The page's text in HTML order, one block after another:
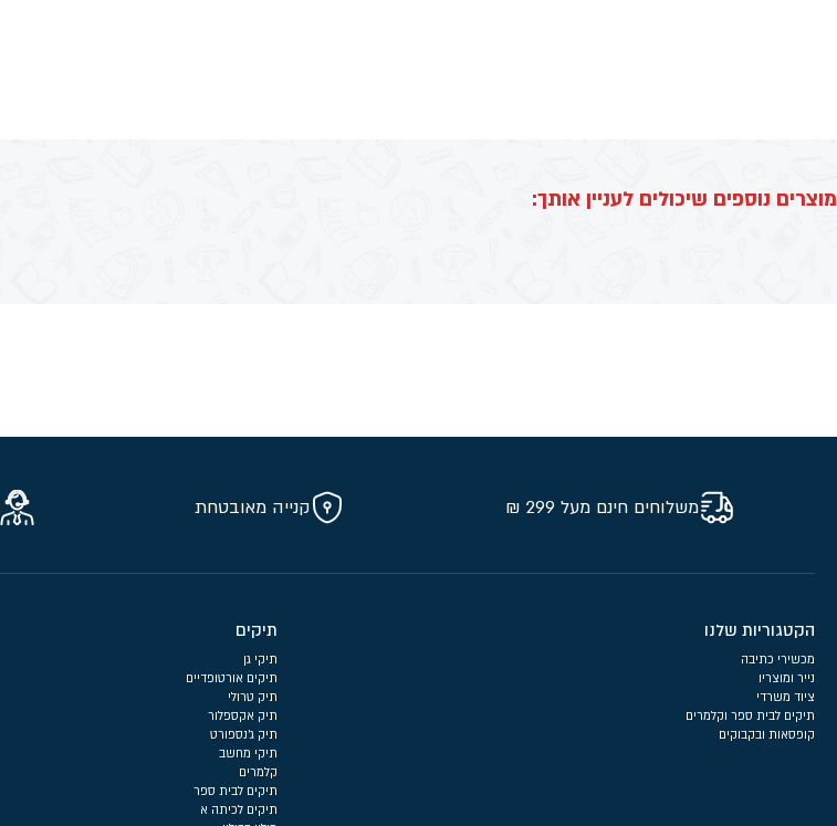
מוצרים נוספים שיכולים לעניין אותך:
משלוחים חינם מעל 299 ₪ קנייה מאובטחת
הקטגוריות שלנו
מכשירי כתיבה
נייר ומוצריו
ציוד משרדי
תיקים לבית ספר וקלמרים
קופסאות ובקבוקים
תיקים
תיקי גן
תיקים אורטופדיים
תיק טרולי
תיק אקספלור
תיק ג'נספורט
תיקי מחשב
קלמרים
תיקים לבית ספר
תיקים לכיתה א